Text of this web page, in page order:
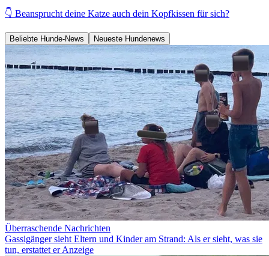
👇 Beansprucht deine Katze auch dein Kopfkissen für sich?
Beliebte Hunde-News Neueste Hundenews
Überraschende Nachrichten
Gassigänger sieht Eltern und Kinder am Strand: Als er sieht, was sie
tun, erstattet er Anzeige